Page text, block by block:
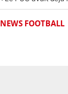
NEWS FOOTBALL